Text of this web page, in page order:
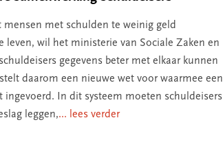
met schulden te weinig geld
leven, wil het ministerie van Sociale Zaken en
gegevens beter met elkaar kunnen
daarom een nieuwe wet voor waarmee een
ingevoerd. In dit systeem moeten schuldeisers
leggen,... lees verder